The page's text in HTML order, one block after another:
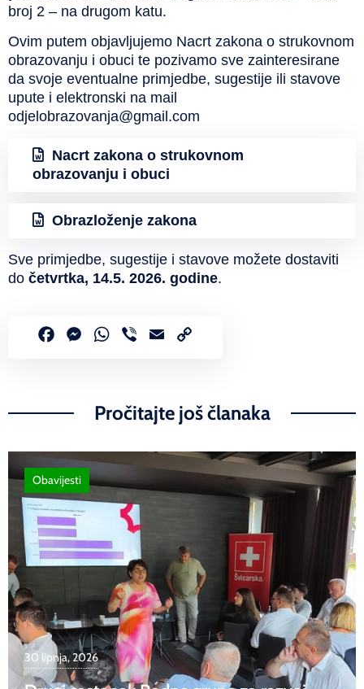
broj 2 – na drugom katu.
Ovim putem objavljujemo Nacrt zakona o strukovnom
obrazovanju i obuci te pozivamo sve zainteresirane
da svoje eventualne primjedbe, sugestije ili stavove
upute i elektronski na mail
odjelobrazovanja@gmail.com
Nacrt zakona o strukovnom
obrazovanju i obuci
Obrazloženje zakona
Sve primjedbe, sugestije i stavove možete dostaviti
do četvrtka, 14.5. 2026. godine.
FacebookMessenger
WhatsApp
Viber Email
Pročitajte još članaka
30 lipnja, 2026
Obavijesti